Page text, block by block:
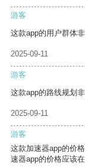
游客
这款app的用户群体
2025-09-11
游客
这款app的路线规划
2025-09-11
游客
这款加速器app的价
速器app的价格应该